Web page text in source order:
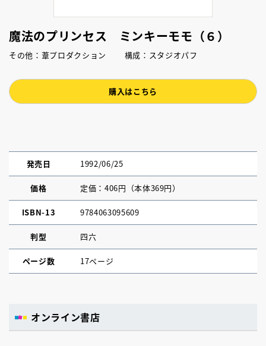
魔法のプリンセス ミンキーモモ（６）
その他：葦プロダクション 構成：スタジオパフ
購入はこちら
発売日 1992/06/25
価格 定価：406円（本体369円）
ISBN-13 9784063095609
判型 四六
ページ数 17ページ
オンライン書店